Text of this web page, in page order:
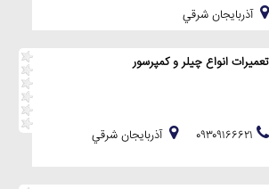
آذربايجان شرقي
تعمیرات انواع چیلر و کمپرسور
آذربايجان شرقي